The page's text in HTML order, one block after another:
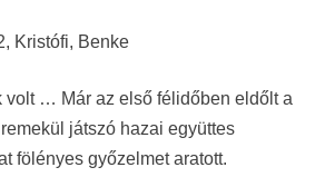
Kristófi, Benke
volt … Már az első félidőben eldőlt a
játszó hazai együttes
fölényes győzelmet aratott.